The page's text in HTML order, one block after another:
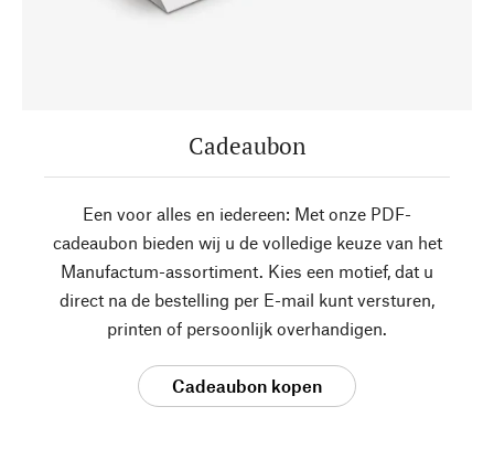
Cadeaubon
Een voor alles en iedereen: Met onze PDF-
cadeaubon bieden wij u de volledige keuze van het
Manufactum-assortiment. Kies een motief, dat u
direct na de bestelling per E-mail kunt versturen,
printen of persoonlijk overhandigen.
Cadeaubon kopen